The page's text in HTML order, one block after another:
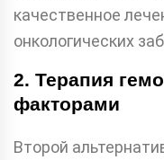
качественное
онкологических
2. Терапия
факторами
Второй